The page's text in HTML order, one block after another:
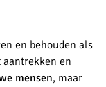
en behouden als
en
mensen, maar